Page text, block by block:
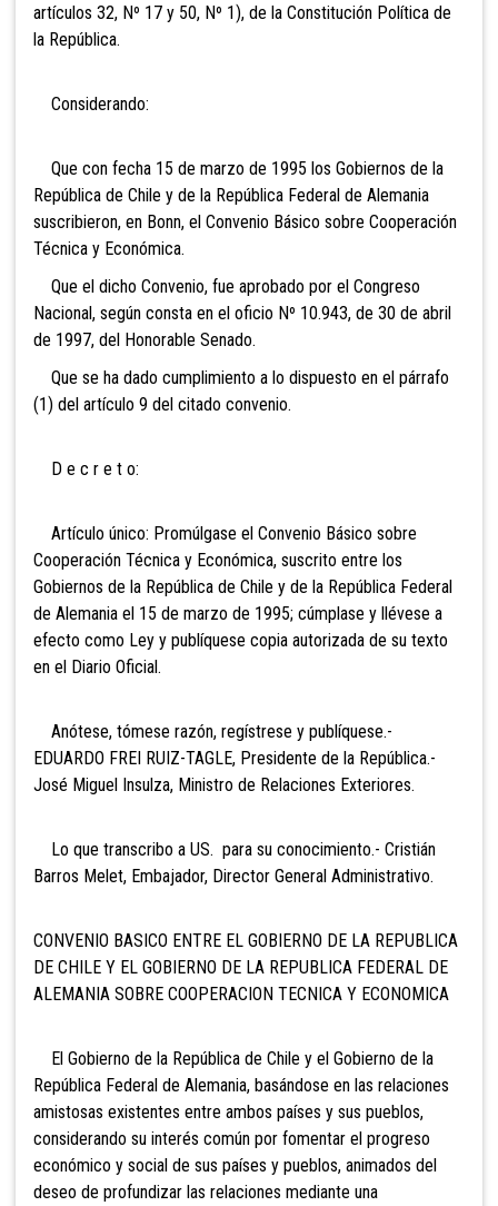
artículos 32, Nº 17 y 50, Nº 1), de la Constitución Política de
la República.
Considerando:
Que con fecha 15 de marzo de 1995 los Gobiernos de la
República de Chile y de la República Federal de Alemania
suscribieron, en Bonn, el Convenio Básico sobre Cooperación
Técnica y Económica.
Que el dicho Convenio, fue aprobado por el Congreso
Nacional, según consta en el oficio Nº 10.943, de 30 de abril
de 1997, del Honorable Senado.
Que se ha dado cumplimiento a lo dispuesto en el párrafo
(1) del artículo 9 del citado convenio.
D e c r e t o:
Artículo único: Promúlgase el Convenio Básico sobre
Cooperación Técnica y Económica, suscrito entre los
Gobiernos de la República de Chile y de la República Federal
de Alemania el 15 de marzo de 1995; cúmplase y llévese a
efecto como Ley y publíquese copia autorizada de su texto
en el Diario Oficial.
Anótese, tómese razón, regístrese y publíquese.-
EDUARDO FREI RUIZ-TAGLE, Presidente de la República.-
José Miguel Insulza, Ministro de Relaciones Exteriores.
Lo que transcribo a US. para su conocimiento.- Cristián
Barros Melet, Embajador, Director General Administrativo.
CONVENIO BASICO ENTRE EL GOBIERNO DE LA REPUBLICA
DE CHILE Y EL GOBIERNO DE LA REPUBLICA FEDERAL DE
ALEMANIA SOBRE COOPERACION TECNICA Y ECONOMICA
El Gobierno de la República de Chile y el Gobierno de la
República Federal de Alemania, basándose en las relaciones
amistosas existentes entre ambos países y sus pueblos,
considerando su interés común por fomentar el progreso
económico y social de sus países y pueblos, animados del
deseo de profundizar las relaciones mediante una